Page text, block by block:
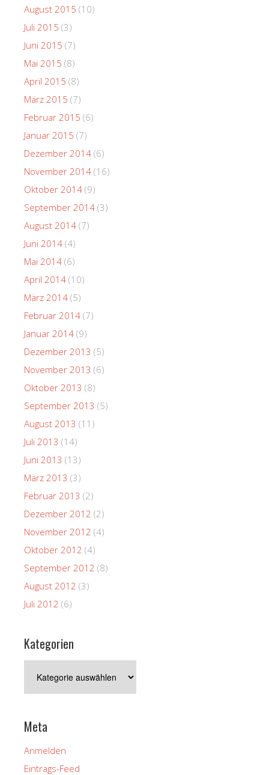
August 2015 (10)
Juli 2015 (3)
Juni 2015 (7)
Mai 2015 (8)
April 2015 (8)
März 2015 (7)
Februar 2015 (6)
Januar 2015 (7)
Dezember 2014 (6)
November 2014 (16)
Oktober 2014 (9)
September 2014 (3)
August 2014 (7)
Juni 2014 (4)
Mai 2014 (6)
April 2014 (10)
März 2014 (5)
Februar 2014 (7)
Januar 2014 (9)
Dezember 2013 (5)
November 2013 (6)
Oktober 2013 (8)
September 2013 (5)
August 2013 (11)
Juli 2013 (14)
Juni 2013 (13)
März 2013 (3)
Februar 2013 (2)
Dezember 2012 (2)
November 2012 (4)
Oktober 2012 (4)
September 2012 (8)
August 2012 (3)
Juli 2012 (6)
Kategorien
Meta
Anmelden
Eintrags-Feed